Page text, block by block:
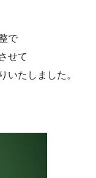
で
せて
いたしました。